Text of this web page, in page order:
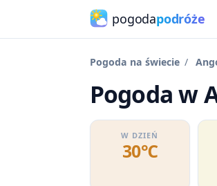
pogodapodróże
Pogoda na świecie
Pogoda w
W DZIEŃ
30℃